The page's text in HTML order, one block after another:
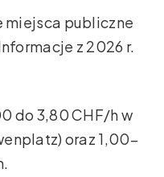
miejsca publiczne
z 2026 r.
do 3,80 CHF/h w
oraz 1,00–